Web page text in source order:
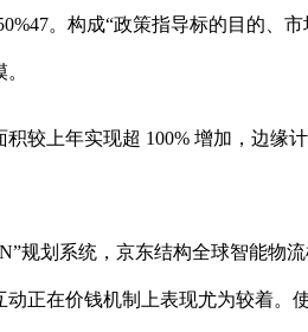
。构成“政策指导标的目的、
上年实现超 100% 增加，边缘
划系统，京东结构全球智能物
正在价钱机制上表现尤为较着。